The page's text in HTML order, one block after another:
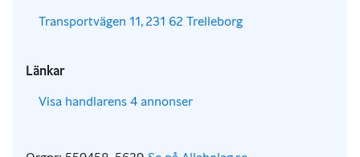
Transportvägen 11, 231 62 Trelleborg
Länkar
Visa handlarens 4 annonser